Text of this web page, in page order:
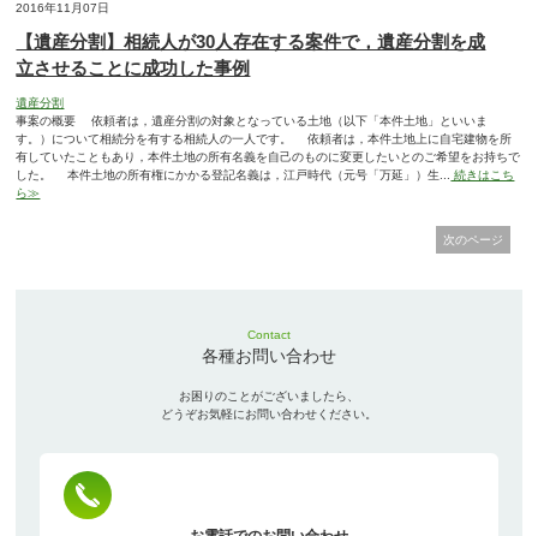
2016年11月07日
【遺産分割】相続人が30人存在する案件で，遺産分割を成
立させることに成功した事例
遺産分割
事案の概要 依頼者は，遺産分割の対象となっている土地（以下「本件土地」といいま
す。）について相続分を有する相続人の一人です。 依頼者は，本件土地上に自宅建物を所
有していたこともあり，本件土地の所有名義を自己のものに変更したいとのご希望をお持ちで
した。 本件土地の所有権にかかる登記名義は，江戸時代（元号「万延」）生...
続きはこち
ら≫
次のページ
Contact
各種お問い合わせ
お困りのことがございましたら、
どうぞお気軽にお問い合わせください。